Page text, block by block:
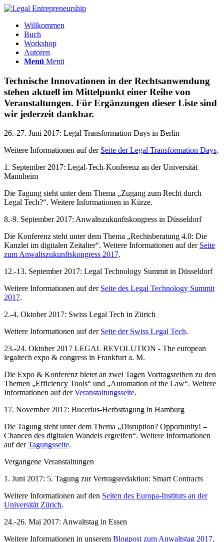
Willkommen
Buch
Workshop
Autoren
Menü Menü
Technische Innovationen in der Rechtsanwendung
stehen aktuell im Mittelpunkt einer Reihe von
Veranstaltungen. Für Ergänzungen dieser Liste sind
wir jederzeit dankbar.
26.-27. Juni 2017: Legal Transformation Days in Berlin
Weitere Informationen auf der Seite der Legal Transformation Days.
1. September 2017: Legal-Tech-Konferenz an der Universität
Mannheim
Die Tagung steht unter dem Thema „Zugang zum Recht durch
Legal Tech?“. Weitere Informationen in Kürze.
8.-9. September 2017: Anwaltszukunftskongress in Düsseldorf
Die Konferenz steht unter dem Thema „Rechtsberatung 4.0: Die
Kanzlei im digitalen Zeitalter“. Weitere Informationen auf der Seite
zum Anwaltszukunftskongress 2017.
12.-13. September 2017: Legal Technology Summit in Düsseldorf
Weitere Informationen auf der Seite des Legal Technology Summit
2017.
2.-4. Oktober 2017: Swiss Legal Tech in Zürich
Weitere Informationen auf der Seite der Swiss Legal Tech.
23.-24. Oktober 2017 LEGAL REVOLUTION - The european
legaltech expo & congress in Frankfurt a. M.
Die Expo & Konferenz bietet an zwei Tagen Vortragsreihen zu den
Themen „Efficiency Tools“ und „Automation of the Law“. Weitere
Informationen auf derVeranstaltungsseite.
17. November 2017: Bucerius-Herbsttagung in Hamburg
Die Tagung steht unter dem Thema „Disruption? Opportunity! –
Chancen des digitalen Wandels ergreifen“. Weitere Informationen
auf derTagungsseite.
Vergangene Veranstaltungen
1. Juni 2017: 5. Tagung zur Vertragsredaktion: Smart Contracts
Weitere Informationen auf den Seiten des Europa-Instituts an der
Universität Zürich.
24.-26. Mai 2017: Anwaltstag in Essen
Weitere Informationen in unserem Blogpost zum Anwaltstag 2017.